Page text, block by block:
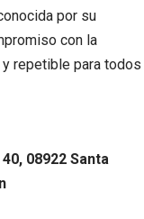
por su
con la
repetible para todos
08922 Santa